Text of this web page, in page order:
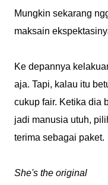
Mungkin sekarang
maksain
Ke depannya
aja. Tapi, kalau itu
cukup fair. Ketika dia
jadi manusia utuh,
terima sebagai paket.
She's the original